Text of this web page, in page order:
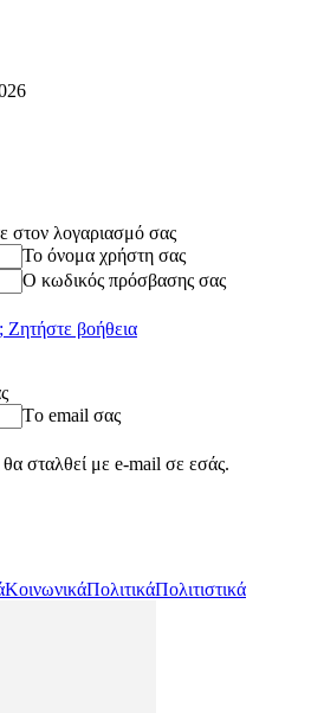
στον λογαριασμό σας
Το όνομα χρήστη σας
Ο κωδικός πρόσβασης σας
Ζητήστε βοήθεια
Tο email σας
σταλθεί με e-mail σε εσάς.
ΚοινωνικάΠολιτικάΠολιτιστικά